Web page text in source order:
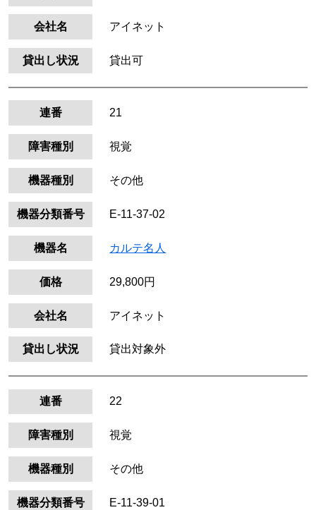
会社名 アイネット
貸出し状況 貸出可
連番 21
障害種別 視覚
機器種別 その他
機器分類番号 E-11-37-02
機器名 カルテ名人
価格 29,800円
会社名 アイネット
貸出し状況 貸出対象外
連番 22
障害種別 視覚
機器種別 その他
機器分類番号 E-11-39-01